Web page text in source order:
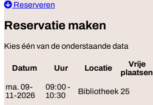
Reserveren
Reservatie maken
Kies één van de onderstaande data
Datum Uur Locatie
Vrije
plaatsen
ma. 09-
11-2026
09:00 -
10:30
Bibliotheek 25